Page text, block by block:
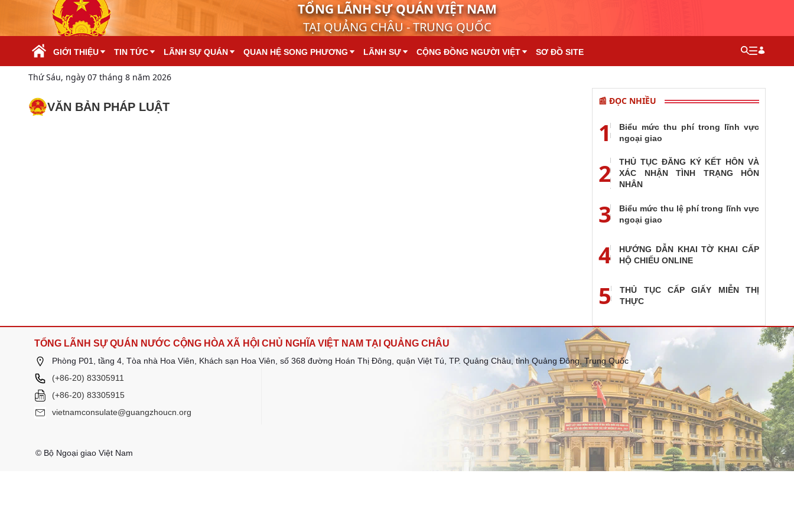
Skip to Main Content TỔNG LÃNH SỰ QUÁN VIỆT NAM
TẠI QUẢNG CHÂU - TRUNG QUỐC
GIỚI THIỆU TIN TỨC LÃNH SỰ QUÁN QUAN HỆ SONG PHƯƠNG LÃNH SỰ CỘNG ĐỒNG NGƯỜI VIỆT SƠ ĐỒ SITE
Thứ Sáu, ngày 07 tháng 8 năm 2026
VĂN BẢN PHÁP LUẬT 📰 ĐỌC NHIỀU
1
Biểu mức thu phí trong lĩnh vực
ngoại giao
2
THỦ TỤC ĐĂNG KÝ KẾT HÔN VÀ
XÁC NHẬN TÌNH TRẠNG HÔN
NHÂN
3
Biểu mức thu lệ phí trong lĩnh vực
ngoại giao
4
HƯỚNG DẪN KHAI TỜ KHAI CẤP
HỘ CHIẾU ONLINE
5
THỦ TỤC CẤP GIẤY MIỄN THỊ
THỰC
TỔNG LÃNH SỰ QUÁN NƯỚC CỘNG HÒA XÃ HỘI CHỦ NGHĨA VIỆT NAM TẠI QUẢNG CHÂU
Phòng P01, tầng 4, Tòa nhà Hoa Viên, Khách sạn Hoa Viên, số 368 đường Hoán Thị Đông, quận Việt Tú, TP. Quảng Châu, tỉnh Quảng Đông, Trung Quốc
(+86-20) 83305911
(+86-20) 83305915
vietnamconsulate@guangzhoucn.org
© Bộ Ngoại giao Việt Nam